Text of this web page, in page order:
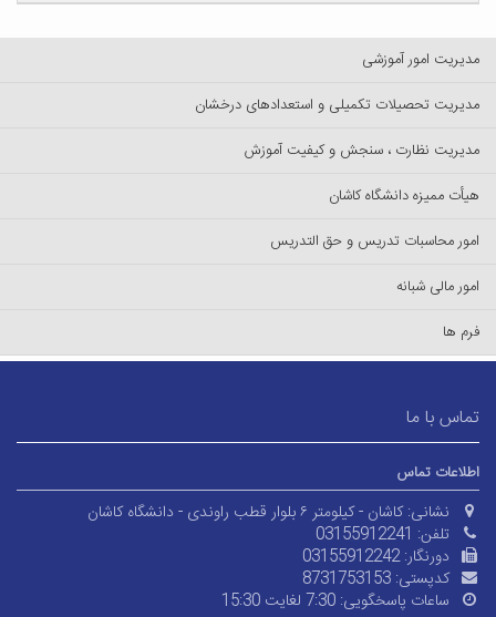
مدیریت امور آموزشی
مدیریت تحصیلات تکمیلی و استعدادهای درخشان
مدیریت نظارت ، سنجش و کیفیت آموزش
هیأت ممیزه دانشگاه کاشان
امور محاسبات تدریس و حق التدریس
امور مالی شبانه
فرم ها
تماس با ما
اطلاعات تماس
نشانی: کاشان - کیلومتر ۶ بلوار قطب راوندی - دانشگاه کاشان
تلفن: 03155912241
دورنگار:03155912242
کدپستی: 8731753153
ساعات پاسخگویی: 7:30 لغایت 15:30